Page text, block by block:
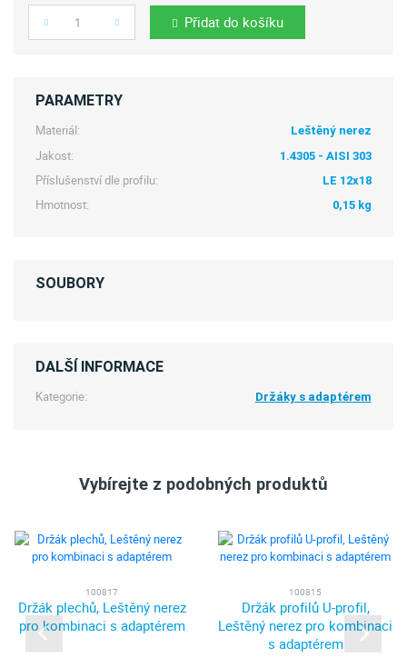
Počet Přidat do košíku
PARAMETRY
Materiál: Leštěný nerez
Jakost: 1.4305 - AISI 303
Příslušenství dle profilu: LE 12x18
Hmotnost: 0,15 kg
SOUBORY
DALŠÍ INFORMACE
Kategorie: Držáky s adaptérem
Vybírejte z podobných produktů
100817
Držák plechů, Leštěný nerez
pro kombinaci s adaptérem
100815
Držák profilů U-profil,
Leštěný nerez pro kombinaci
s adaptérem